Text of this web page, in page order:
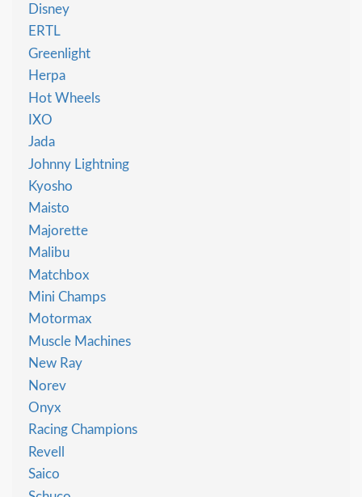
Disney
ERTL
Greenlight
Herpa
Hot Wheels
IXO
Jada
Johnny Lightning
Kyosho
Maisto
Majorette
Malibu
Matchbox
Mini Champs
Motormax
Muscle Machines
New Ray
Norev
Onyx
Racing Champions
Revell
Saico